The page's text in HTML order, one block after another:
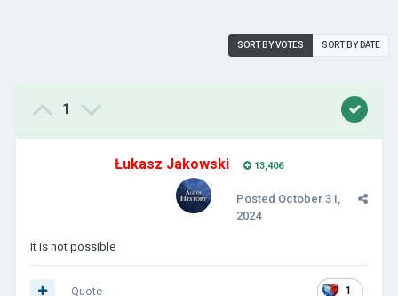
SORT BY VOTES SORT BY DATE
1
Łukasz Jakowski 13,406
Posted October 31,
2024
It is not possible
1
Quote